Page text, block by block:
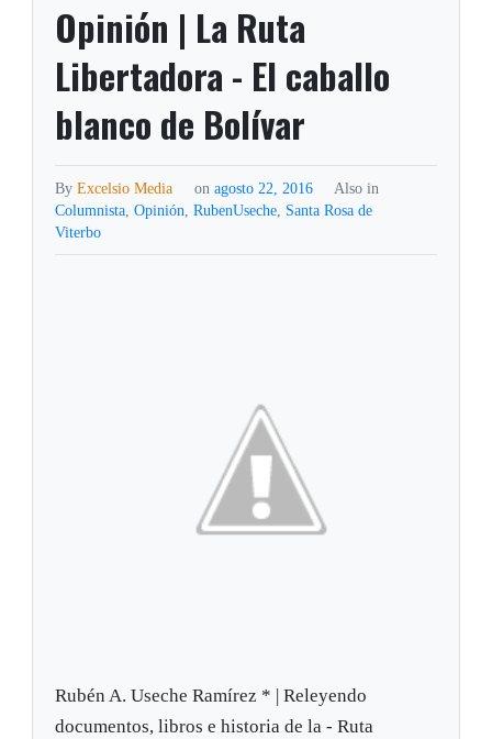
Opinión | La Ruta
Libertadora - El caballo
blanco de Bolívar
ByExcelsio Media on agosto 22, 2016
Also in
Columnista,Opinión,RubenUseche, Santa Rosa de
Viterbo
Rubén A. Useche Ramírez * | Releyendo
documentos, libros e historia de la - Ruta